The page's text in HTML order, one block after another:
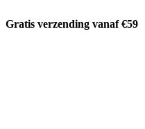
Gratis verzending vanaf €59